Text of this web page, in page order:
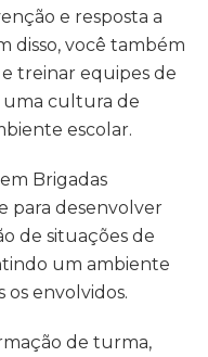
e resposta a
disso, você também
treinar equipes de
uma cultura de
escolar.
Brigadas
para desenvolver
de situações de
um ambiente
envolvidos.
de turma,